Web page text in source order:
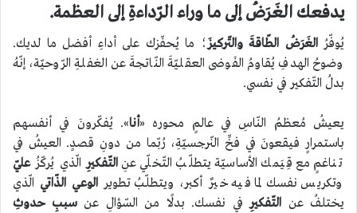
يدفعك الغَرَضُ إلى ما وراء الرّداءةِ إلى العظمة.
يُوفّرُالغَرَضُ الطّاقةَ والتّركيزَ؛ ما يُحفّزك على أداءِ أفضل ما لديك.
وضوحُ الهدفِ يُقاومُ الفَوضى العقليّةَ النّاتجةَ عن الغفلةِ الرّوحيّة، إنّهُ
بدلُ التّفكير في نفسي.
يعيشُ مُعظمُ النّاسِ في عالمٍ محوره «أنا». يُفكّرونَ في أنفسهم
باستمرارٍ فيقعونَ في فخِّ النّرجسيّةِ، رُبّما من دونِ قصدٍ. العيشُ في
تناغمٍ مع قِيَمك الأساسيّة يتطلّبُ التّخلّي عنِالتّفكيرِالّذي يُركّزُعليّ
وتكريس نفسك لما فيه خيرٌ أكبر، ويتطلّبُ تطوير الوعي الذّاتي الّذي
يختلفُ عن التّفكيرِفي نفسك. بدلًا من السّؤالِ عنسببِ حدوثِ